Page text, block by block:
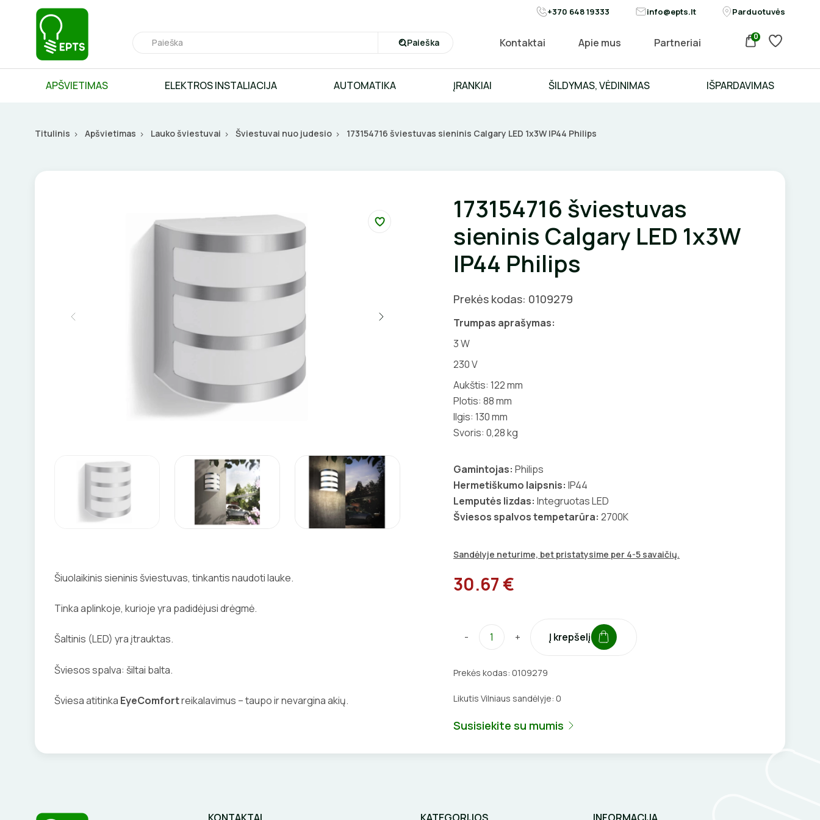
+370 648 19333 info@epts.lt Parduotuvės
Paieška Kontaktai Apie mus Partneriai 0
APŠVIETIMAS ELEKTROS INSTALIACIJA AUTOMATIKA ĮRANKIAI ŠILDYMAS, VĖDINIMAS IŠPARDAVIMAS
Titulinis Apšvietimas Lauko šviestuvai Šviestuvai nuo judesio 173154716 šviestuvas sieninis Calgary LED 1x3W IP44 Philips
Šiuolaikinis sieninis šviestuvas, tinkantis naudoti lauke.
Tinka aplinkoje, kurioje yra padidėjusi drėgmė.
Šaltinis (LED) yra įtrauktas.
Šviesos spalva: šiltai balta.
Šviesa atitinka EyeComfortreikalavimus – taupo ir nevargina akių.
173154716 šviestuvas
sieninis Calgary LED 1x3W
IP44 Philips
Prekės kodas: 0109279
Trumpas aprašymas:
3 W
230V
Aukštis: 122 mm
Plotis: 88 mm
Ilgis: 130 mm
Svoris: 0,28 kg
Gamintojas: Philips
Hermetiškumo laipsnis: IP44
Lemputės lizdas: Integruotas LED
Šviesos spalvos tempetarūra: 2700K
Sandėlyje neturime, bet pristatysime per 4-5 savaičių.
30.67 €
- + Į krepšelį
Prekės kodas: 0109279
Likutis Vilniaus sandėlyje: 0
Susisiekite su mumis